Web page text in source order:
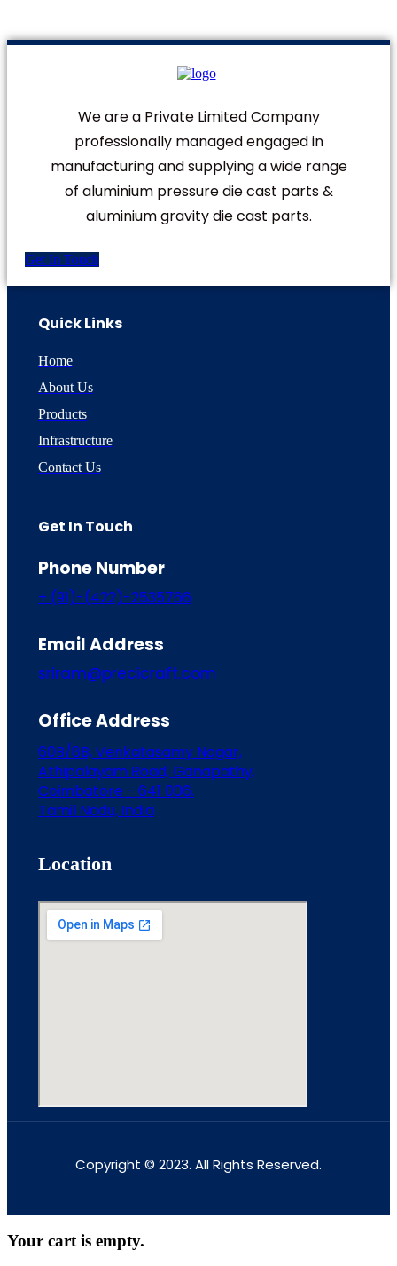
We are a Private Limited Company
professionally managed engaged in
manufacturing and supplying a wide range
of aluminium pressure die cast parts &
aluminium gravity die cast parts.
Get In Touch
Quick Links
Home
About Us
Products
Infrastructure
Contact Us
Get In Touch
Phone Number
+ (91)-(422)-2535766
Email Address
sriram@precicraft.com
Office Address
60B/8B, Venkatasamy Nagar,
Athipalayam Road, Ganapathy,
Coimbatore - 641 006.
Tamil Nadu, India
Location
Copyright © 2023. All Rights Reserved.
Your cart is empty.